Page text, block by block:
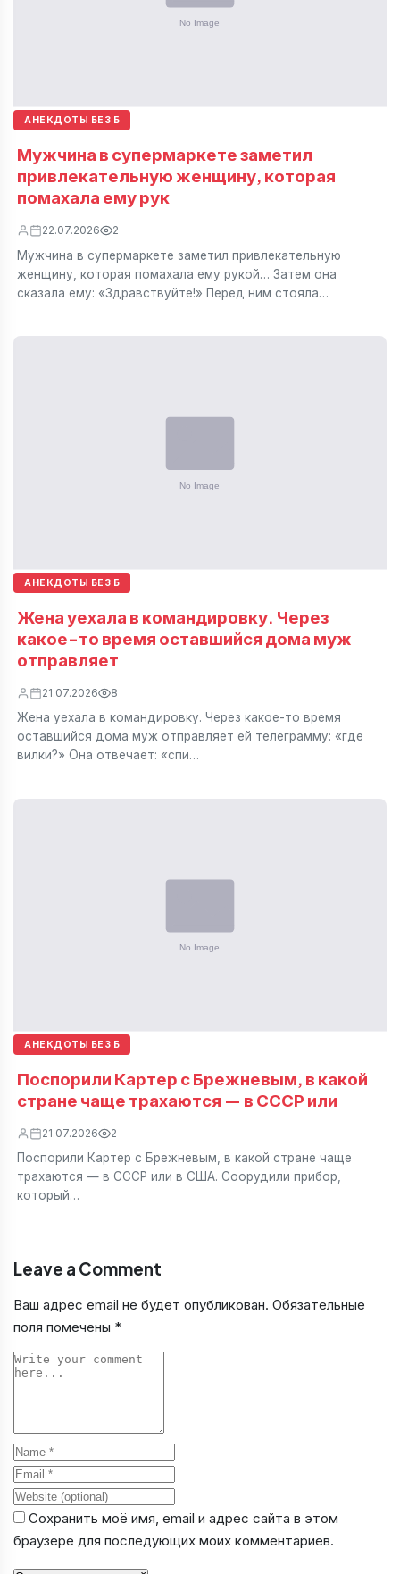
АНЕКДОТЫ БЕЗ Б
Мужчина в супермаркете заметил
привлекательную женщину, которая
помахала ему рук
22.07.2026 2
Мужчина в супермаркете заметил привлекательную
женщину, которая помахала ему рукой… Затем она
сказала ему: «Здравствуйте!» Перед ним стояла…
АНЕКДОТЫ БЕЗ Б
Жена уехала в командировку. Через
какое-то время оставшийся дома муж
отправляет
21.07.2026 8
Жена уехала в командировку. Через какое-то время
оставшийся дома муж отправляет ей телеграмму: «где
вилки?» Она отвечает: «спи…
АНЕКДОТЫ БЕЗ Б
Поспорили Картер с Брежневым, в какой
стране чаще трахаются — в СССР или
21.07.2026 2
Поспорили Картер с Брежневым, в какой стране чаще
трахаются — в СССР или в США. Соорудили прибор,
который…
Leave a Comment
Ваш адрес email не будет опубликован. Обязательные
поля помечены *
Comment
Name
Email
Website
Сохранить моё имя, email и адрес сайта в этом
браузере для последующих моих комментариев.